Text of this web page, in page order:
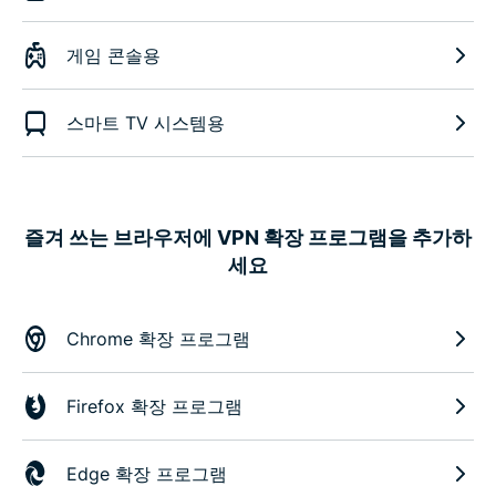
게임 콘솔용
스마트 TV 시스템용
즐겨 쓰는 브라우저에 VPN 확장 프로그램을 추가하
세요
Chrome 확장 프로그램
Firefox 확장 프로그램
Edge 확장 프로그램